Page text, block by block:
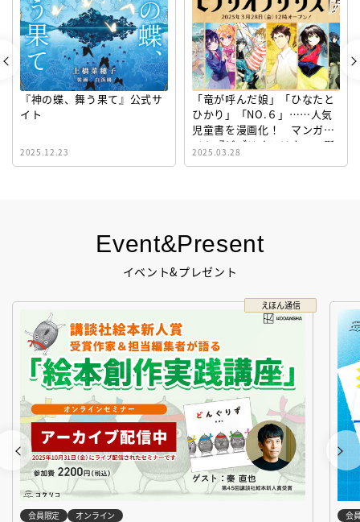
Event&Present
イベント&プレゼント
えほん通信
会員限定 オンライン 会
『神の蝶、舞う果て』公式サ
イト
2025.12.23
「竜が呼んだ娘」「ひなたと
ひかり」「NO.６」……人気
児童書を漫画化！ マンガサ
イト『ビブリオシリウス』誕
生！
2025.03.28